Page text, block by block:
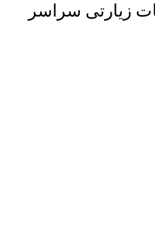
زیارتی سراسر